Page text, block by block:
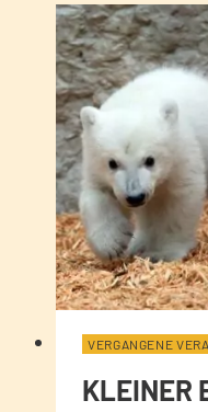
VERGANGENE
KLEINER